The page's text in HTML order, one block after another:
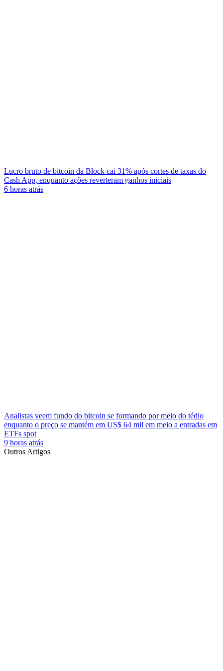
Lucro bruto de bitcoin da Block cai 31% após cortes de taxas do
Cash App, enquanto ações reverteram ganhos iniciais
6 horas atrás
Analistas veem fundo do bitcoin se formando por meio do tédio
enquanto o preço se mantém em US$ 64 mil em meio a entradas em
ETFs spot
9 horas atrás
Outros Artigos